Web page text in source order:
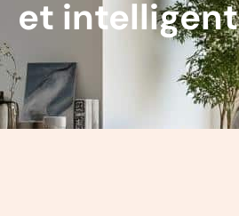
et intelligent